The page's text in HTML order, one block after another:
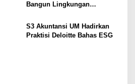
Bangun Lingkungan
S3 Akuntansi UM Hadirkan
Praktisi Deloitte Bahas ESG